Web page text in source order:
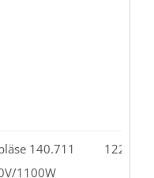
140.711
1100W
122.10-